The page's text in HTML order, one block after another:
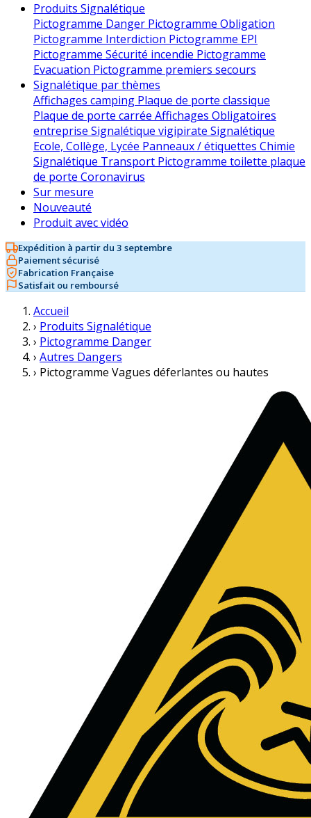
Produits Signalétique
Pictogramme Danger Pictogramme Obligation
Pictogramme Interdiction Pictogramme EPI
Pictogramme Sécurité incendie Pictogramme
Evacuation Pictogramme premiers secours
Signalétique par thèmes
Affichages camping Plaque de porte classique
Plaque de porte carrée Affichages Obligatoires
entreprise Signalétique vigipirate Signalétique
Ecole, Collège, Lycée Panneaux / étiquettes Chimie
Signalétique Transport Pictogramme toilette plaque
de porte Coronavirus
Sur mesure
Nouveauté
Produit avec vidéo
Expédition à partir du 3 septembre
Paiement sécurisé
Fabrication Française
Satisfait ou remboursé
Accueil
› Produits Signalétique
› Pictogramme Danger
› Autres Dangers
› Pictogramme Vagues déferlantes ou hautes